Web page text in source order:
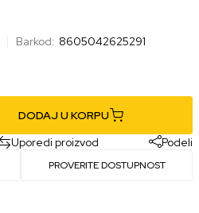
Barkod: 8605042625291
DODAJ U KORPU
Uporedi proizvod Podeli
PROVERITE DOSTUPNOST